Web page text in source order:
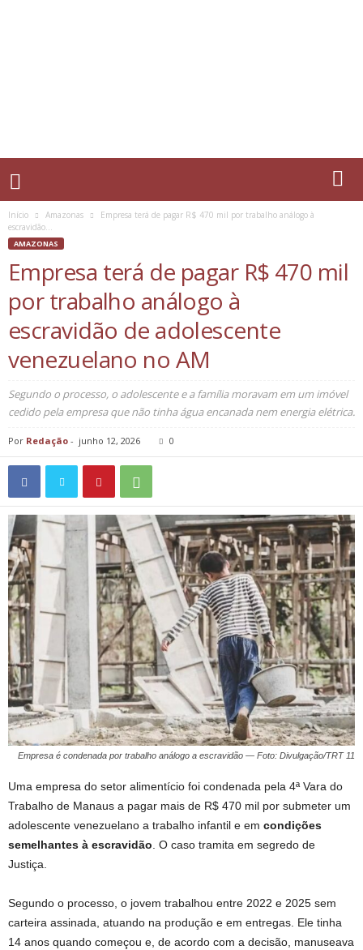
Início Amazonas
Empresa terá de pagar R$ 470 mil por trabalho análogo à
escravidão...
AMAZONAS
Empresa terá de pagar R$ 470 mil
por trabalho análogo à
escravidão de adolescente
venezuelano no AM
Segundo o processo, o adolescente e a família moravam em um imóvel
cedido pela empresa que não tinha água encanada nem energia elétrica.
Por Redação - junho 12, 2026 0
Empresa é condenada por trabalho análogo a escravidão — Foto: Divulgação/TRT 11
Uma empresa do setor alimentício foi condenada pela 4ª Vara do
Trabalho de Manaus a pagar mais de R$ 470 mil por submeter um
adolescente venezuelano a trabalho infantil e em condições
semelhantes à escravidão. O caso tramita em segredo de
Justiça.
Segundo o processo, o jovem trabalhou entre 2022 e 2025 sem
carteira assinada, atuando na produção e em entregas. Ele tinha
14 anos quando começou e, de acordo com a decisão, manuseava